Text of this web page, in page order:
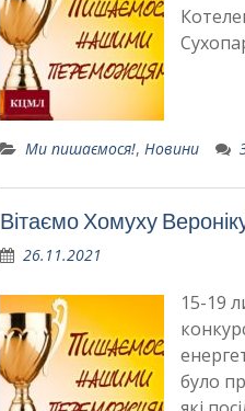
Ми пишаємося!, Новини
Вітаємо Хомуху
26.11.2021
15-19
було